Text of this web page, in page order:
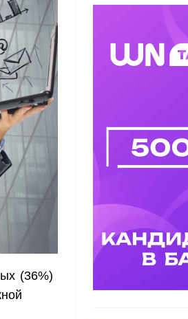
(36%)